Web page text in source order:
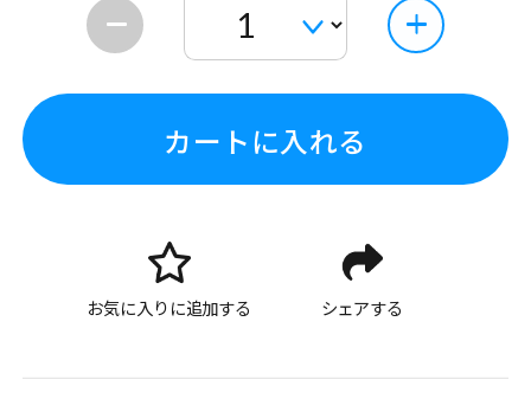
カートに入れる
お気に入りに追加する シェアする